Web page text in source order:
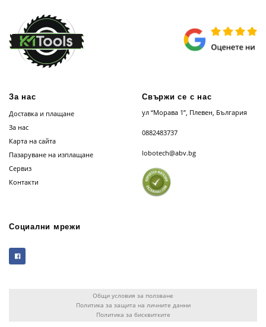
За нас
Доставка и плащане
За нас
Карта на сайта
Пазаруване на изплащане
Сервиз
Контакти
Свържи се с нас
ул “Морава 1”, Плевен, България
0882483737
lobotech@abv.bg
Социални мрежи
Общи условия за ползване
Политика за защита на личните данни
Политика за бисквитките